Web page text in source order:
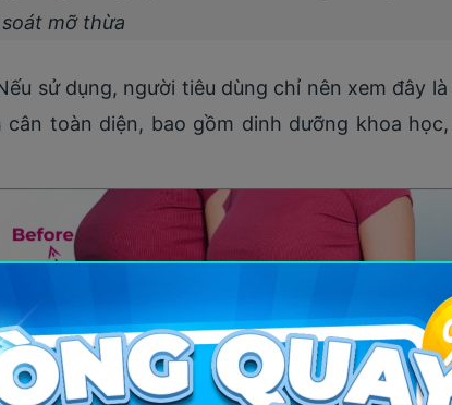
mỡ thừa
sử dụng, người tiêu dùng chỉ nên xem đây
toàn diện, bao gồm dinh dưỡng khoa học,